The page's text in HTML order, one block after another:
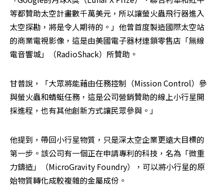
等都贊助太空計畫數千萬美元，所以讓螢火蟲飛行器進入
太空探勘，將是令人期待的。」他曾首度製造國際太空站
的商業電視影像，這是由美國電子器材連鎖零售店「無線
電音響城」（RadioShack）所贊助。
甘普說，「大眾將能藉由任務控制（Mission Control）參
與螢火蟲和蜻蜓任務，這是公司營銷贊助的線上小行星開
採進程，也有其他創新方式讓民眾參與。」
他提到，帶回小行星物質，只是深太空企業更遠大目標的
第一步。該公司有一個正在申請專利的科技，名為「微重
力鑄造」（MicroGravity Foundry），可以將小行星的原
始物質轉化成較複雜的金屬成份。